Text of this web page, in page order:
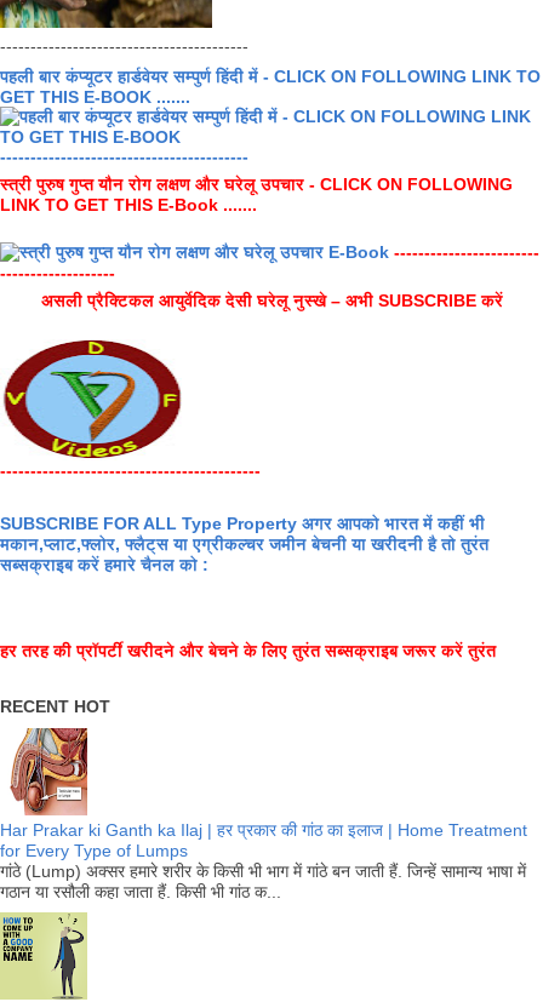
-----------------------------------------
पहली बार कंप्यूटर हार्डवेयर सम्पुर्ण हिंदी में - CLICK ON FOLLOWING LINK TO
GET THIS E-BOOK .......
-----------------------------------------
स्त्री पुरुष गुप्त यौन रोग लक्षण और घरेलू उपचार - CLICK ON FOLLOWING
LINK TO GET THIS E-Book .......
------------------------
-------------------
असली प्रैक्टिकल आयुर्वेदिक देसी घरेलू नुस्खे – अभी SUBSCRIBE करें
-------------------------------------------
SUBSCRIBE FOR ALL Type Property अगर आपको भारत में कहीं भी
मकान,प्लाट,फ्लोर, फ्लैट्स या एग्रीकल्चर जमीन बेचनी या खरीदनी है तो तुरंत
सब्सक्राइब करें हमारे चैनल को :
हर तरह की प्रॉपर्टी खरीदने और बेचने के लिए तुरंत सब्सक्राइब जरूर करें तुरंत
RECENT HOT
Har Prakar ki Ganth ka Ilaj | हर प्रकार की गांठ का इलाज | Home Treatment
for Every Type of Lumps
गांठे (Lump) अक्सर हमारे शरीर के किसी भी भाग में गांठे बन जाती हैं. जिन्हें सामान्य भाषा में
गठान या रसौली कहा जाता हैं. किसी भी गांठ क...